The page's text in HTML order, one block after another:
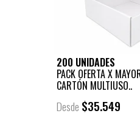
200 UNIDADES
PACK OFERTA X
CARTÓN MULTIUSO..
Desde $35.549